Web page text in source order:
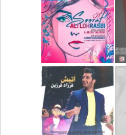
دانلود آهنگ جدید علیرضا
قربانی بنام خیال خوش
دانلود آهنگ جدید علی
لهراسبی بنام صورت